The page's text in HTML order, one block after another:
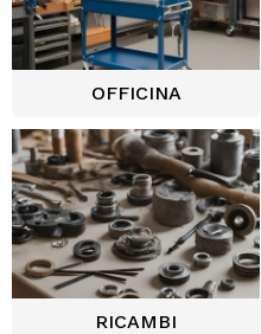
OFFICINA
RICAMBI